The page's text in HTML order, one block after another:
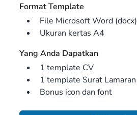
Format Template
File Microsoft Word (docx)
Ukuran kertas A4
Yang Anda Dapatkan
1 template CV
1 template Surat Lamaran
Bonus icon dan font